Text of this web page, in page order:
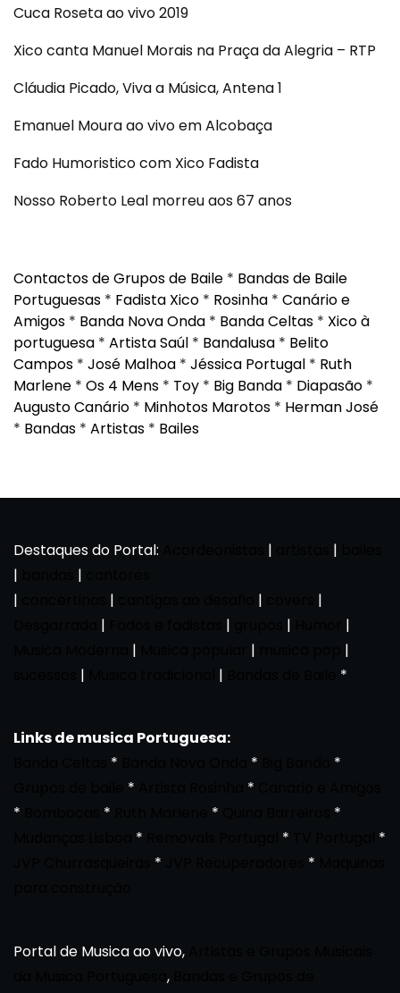
Cuca Roseta ao vivo 2019
Xico canta Manuel Morais na Praça da Alegria – RTP
Cláudia Picado, Viva a Música, Antena 1
Emanuel Moura ao vivo em Alcobaça
Fado Humoristico com Xico Fadista
Nosso Roberto Leal morreu aos 67 anos
Contactos de Grupos de Baile * Bandas de Baile
Portuguesas * Fadista Xico * Rosinha * Canário e
Amigos * Banda Nova Onda * Banda Celtas * Xico à
portuguesa * Artista Saúl * Bandalusa * Belito
Campos * José Malhoa * Jéssica Portugal * Ruth
Marlene * Os 4 Mens * Toy * Big Banda * Diapasão *
Augusto Canário * Minhotos Marotos * Herman José
* Bandas * Artistas * Bailes
Destaques do Portal: | |
|
|
|
| |
|
| | |
|
| |
|
| | *
Links de musica Portuguesa:
* *
*
* *
*
* *
*
* *
*
* *
Portal de Musica ao vivo,
,